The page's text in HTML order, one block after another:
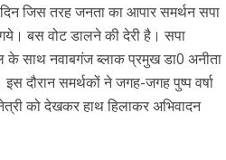
जिस तरह जनता का आपार समर्थन सपा
बस वोट डालने की देरी है। सपा
के साथ नवाबगंज ब्लाक प्रमुख डा0 अनीता
दौरान समर्थकों ने जगह-जगह पुष्प वर्षा
को देखकर हाथ हिलाकर अभिवादन